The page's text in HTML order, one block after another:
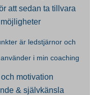
att sedan ta tillvara
är ledstjärnor och
i min coaching
motivation
& självkänsla